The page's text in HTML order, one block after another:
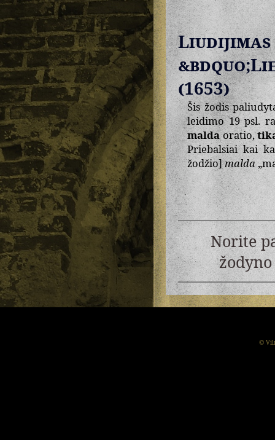
(1653)
Šis žodis
leidimo 19 psl.
maldaoratio,
Priebalsiai kai
žodžio]malda
Norite
©